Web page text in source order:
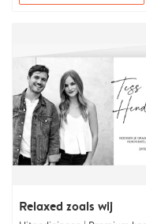
Relaxed zoals wij